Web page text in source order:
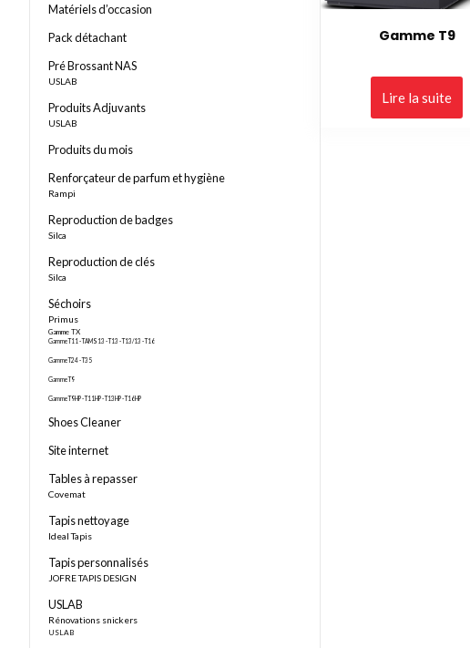
Gamme T9
Lire la suite
Matériels d’occasion
Pack détachant
Pré Brossant NAS
USLAB
Produits Adjuvants
USLAB
Produits du mois
Renforçateur de parfum et hygiène
Rampi
Reproduction de badges
Silca
Reproduction de clés
Silca
Séchoirs
Primus
Gamme TX
Gamme T11 - TAMS13 - T13 - T13/13 - T16
Gamme T24 - T35
Gamme T9
Gamme T9HP - T11HP - T13HP - T16HP
Shoes Cleaner
Site internet
Tables à repasser
Covemat
Tapis nettoyage
Ideal Tapis
Tapis personnalisés
JOFRE TAPIS DESIGN
USLAB
Rénovations snickers
USLAB